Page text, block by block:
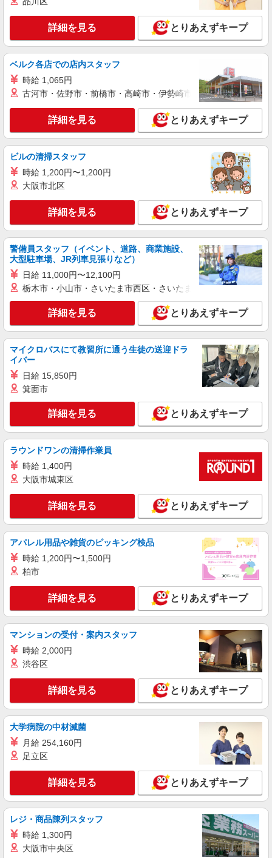
い・週払い可能（規程有）★ ゜・。○。・゜
+゜・。○。・゜+゜
詳細を見る
紹介予定派遣
株式会社シエロ
スマホ携帯販売【エーユー】
月給273200円〜 ※残業手当別途支給 ※研修期
間6か月・時給1550円〜 ★交通費別途支給（規定
社祝い金10万円支給(規定有) お友達を紹介頂くと,
インセンティブ支給(規定有) ゜・。○。・゜
+゜・。○。・゜+゜
静岡県静岡市駿河区の家電量販店
キープ 詳細を見る
派遣社員
株式会社シエロ
【Y!mobile】
時給1600円〜 ※別途インセンティブ、職能評
価制度あり ※残業代支給 ★交通費別途支給（規定
あり） ゜+゜・。○。・゜+゜・。○。・゜+゜ 入
社祝い金10万円支給(規定有) お友達を紹介頂くと,
インセンティブ支給(規定有) ★月2回払い・週払い
可能（規程有）★ ゜・。○。・゜+゜・。○。・゜
+゜
詳細を見る
株式会社シエロ
【楽天モバイル】人気機種に詳しくなれる携帯
販売
月給245250円〜 ※残業代支給 ★交通費別途支
○。・゜+゜ 入社祝い金10万円支給(規定有) お友達
を紹介頂くと, インセンティブ支給(規定有) ゜・。
静岡県静岡市駿河区の楽天モバイルショップ
キープ 詳細を見る
派遣社員
株式会社シエロ
【softbank】人気機種に詳しくなれる携帯販
時給1500円〜 ※残業代支給 ★交通費別途支給
（規定あり） ゜+゜・。○。・゜+゜・。○。・゜
+゜ 入社祝い金10万円支給(規定有) お友達を紹介
頂くと, インセンティブ支給(規定有) ★月2回払
い・週払い可能（規程有）★ ゜・。○。・゜
+゜・。○。・゜+゜
静岡県静岡市駿河区のsoftbankショップ
詳細を見る
派遣社員
株式会社シエロ
携帯販売スタッフ【au】
月給273200円〜 ※残業手当別途支給 ※研修期
間6か月・時給1550円〜 ★交通費別途支給（規定
あり） ゜+゜・。○。・゜+゜・。○。・゜+゜ 入
社祝い金10万円支給(規定有) お友達を紹介頂くと,
静岡県静岡市駿河区の家電量販店
キープ 詳細を見る
株式会社シエロ
携帯販売スタッフ【au】
月給273200円〜 ※残業手当別途支給 ※研修期
間6か月・時給1550円〜 ★交通費別途支給（規定
あり） ゜+゜・。○。・゜+゜・。○。・゜+゜ 入
インセンティブ支給(規定有) ゜・。○。・゜
+゜・。○。・゜+゜
静岡県静岡市駿河区の家電量販店
キープ 詳細を見る
紹介予定派遣
株式会社シエロ
【docomo】人気機種に詳しくなれる携帯販売
時給1550円〜 ※残業代支給 ★交通費別途支給
詳細を見る とりあえずキープ
ベルク各店での店内スタッフ
時給 1,065円
古河市・佐野市・前橋市・高崎市・伊勢崎市・太田市・館林市
詳細を見る とりあえずキープ
ビルの清掃スタッフ
時給 1,200円〜1,200円
大阪市北区
詳細を見る とりあえずキープ
警備員スタッフ（イベント、道路、商業施設、
大型駐車場、JR列車見張りなど）
日給 11,000円〜12,100円
栃木市・小山市・さいたま市西区・さいたま市岩槻区・久喜市・
詳細を見る とりあえずキープ
マイクロバスにて教習所に通う生徒の送迎ドラ
イバー
日給 15,850円
箕面市
詳細を見る とりあえずキープ
ラウンドワンの清掃作業員
時給 1,400円
大阪市城東区
詳細を見る とりあえずキープ
アパレル用品や雑貨のピッキング検品
時給 1,200円〜1,500円
柏市
詳細を見る とりあえずキープ
マンションの受付・案内スタッフ
時給 2,000円
渋谷区
詳細を見る とりあえずキープ
大学病院の中材滅菌
月給 254,160円
足立区
詳細を見る とりあえずキープ
レジ・商品陳列スタッフ
時給 1,300円
大阪市中央区